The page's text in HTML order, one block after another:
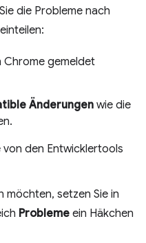
die Probleme nach
Chrome gemeldet
Änderungen wie die
von den Entwicklertools
möchten, setzen Sie in
Probleme ein Häkchen